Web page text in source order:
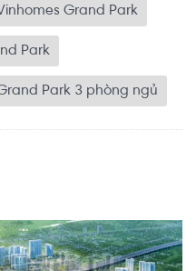
Grand Park
Park
Park 3 phòng ngủ